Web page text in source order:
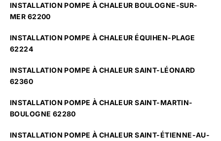
INSTALLATION POMPE À CHALEUR BOULOGNE-SUR-
MER 62200
INSTALLATION POMPE À CHALEUR ÉQUIHEN-PLAGE
62224
INSTALLATION POMPE À CHALEUR SAINT-LÉONARD
62360
INSTALLATION POMPE À CHALEUR SAINT-MARTIN-
BOULOGNE 62280
INSTALLATION POMPE À CHALEUR SAINT-ÉTIENNE-AU-